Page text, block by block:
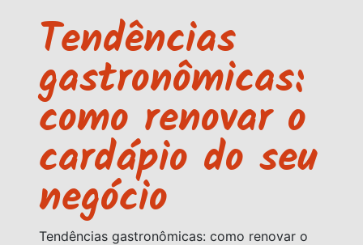
Tendências
gastronômicas:
como renovar o
cardápio do seu
negócio
Tendências gastronômicas: como renovar o